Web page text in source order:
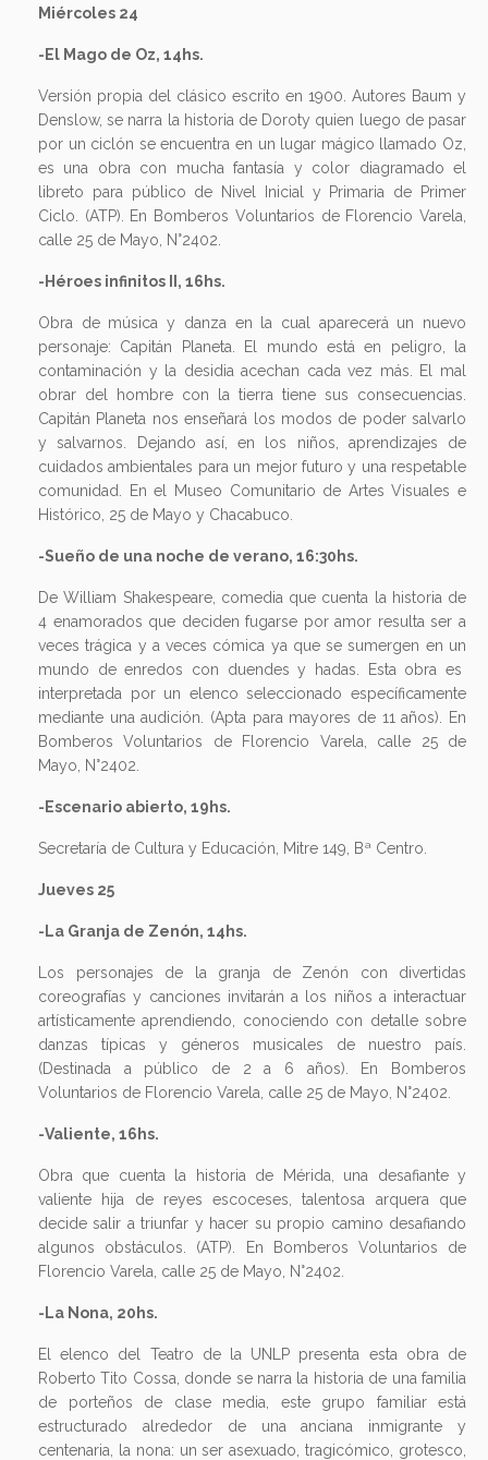
Miércoles 24
-El Mago de Oz, 14hs.
Versión propia del clásico escrito en 1900. Autores Baum y
Denslow, se narra la historia de Doroty quien luego de pasar
por un ciclón se encuentra en un lugar mágico llamado Oz,
es una obra con mucha fantasía y color diagramado el
libreto para público de Nivel Inicial y Primaria de Primer
Ciclo. (ATP). En Bomberos Voluntarios de Florencio Varela,
calle 25 de Mayo, N°2402.
-Héroes infinitos II, 16hs.
Obra de música y danza en la cual aparecerá un nuevo
personaje: Capitán Planeta. El mundo está en peligro, la
contaminación y la desidia acechan cada vez más. El mal
obrar del hombre con la tierra tiene sus consecuencias.
Capitán Planeta nos enseñará los modos de poder salvarlo
y salvarnos. Dejando así, en los niños, aprendizajes de
cuidados ambientales para un mejor futuro y una respetable
comunidad. En el Museo Comunitario de Artes Visuales e
Histórico, 25 de Mayo y Chacabuco.
-Sueño de una noche de verano, 16:30hs.
De William Shakespeare, comedia que cuenta la historia de
4 enamorados que deciden fugarse por amor resulta ser a
veces trágica y a veces cómica ya que se sumergen en un
mundo de enredos con duendes y hadas. Esta obra es
interpretada por un elenco seleccionado específicamente
mediante una audición. (Apta para mayores de 11 años). En
Bomberos Voluntarios de Florencio Varela, calle 25 de
Mayo, N°2402.
-Escenario abierto, 19hs.
Secretaría de Cultura y Educación, Mitre 149, Bª Centro.
Jueves 25
-La Granja de Zenón, 14hs.
Los personajes de la granja de Zenón con divertidas
coreografías y canciones invitarán a los niños a interactuar
artísticamente aprendiendo, conociendo con detalle sobre
danzas típicas y géneros musicales de nuestro país.
(Destinada a público de 2 a 6 años). En Bomberos
Voluntarios de Florencio Varela, calle 25 de Mayo, N°2402.
-Valiente, 16hs.
Obra que cuenta la historia de Mérida, una desafiante y
valiente hija de reyes escoceses, talentosa arquera que
decide salir a triunfar y hacer su propio camino desafiando
algunos obstáculos. (ATP). En Bomberos Voluntarios de
Florencio Varela, calle 25 de Mayo, N°2402.
-La Nona, 20hs.
El elenco del Teatro de la UNLP presenta esta obra de
Roberto Tito Cossa, donde se narra la historia de una familia
de porteños de clase media, este grupo familiar está
estructurado alrededor de una anciana inmigrante y
centenaria, la nona: un ser asexuado, tragicómico, grotesco,